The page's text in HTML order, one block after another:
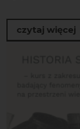
czytaj więcej